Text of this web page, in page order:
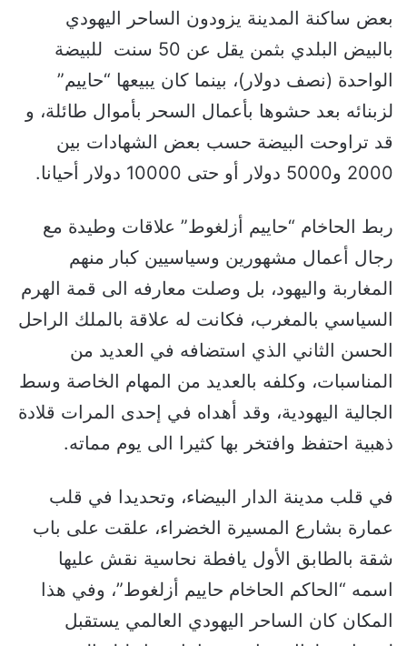
بعض ساكنة المدينة يزودون الساحر اليهودي
بالبيض البلدي بثمن يقل عن 50 سنت للبيضة
الواحدة (نصف دولار)، بينما كان يبيعها “حاييم”
لزبنائه بعد حشوها بأعمال السحر بأموال طائلة، و
قد تراوحت البيضة حسب بعض الشهادات بين
2000 و5000 دولار أو حتى 10000 دولار أحيانا.
ربط الحاخام “حاييم أزلغوط” علاقات وطيدة مع
رجال أعمال مشهورين وسياسيين كبار منهم
المغاربة واليهود، بل وصلت معارفه الى قمة الهرم
السياسي بالمغرب، فكانت له علاقة بالملك الراحل
الحسن الثاني الذي استضافه في العديد من
المناسبات، وكلفه بالعديد من المهام الخاصة وسط
الجالية اليهودية، وقد أهداه في إحدى المرات قلادة
ذهبية احتفظ وافتخر بها كثيرا الى يوم مماته.
في قلب مدينة الدار البيضاء، وتحديدا في قلب
عمارة بشارع المسيرة الخضراء، علقت على باب
شقة بالطابق الأول يافطة نحاسية نقش عليها
اسمه “الحاكم الحاخام حاييم أزلغوط”، وفي هذا
المكان كان الساحر اليهودي العالمي يستقبل